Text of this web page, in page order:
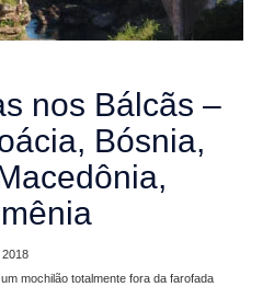
nos Bálcãs –
Bósnia,
mochilão totalmente fora da farofada